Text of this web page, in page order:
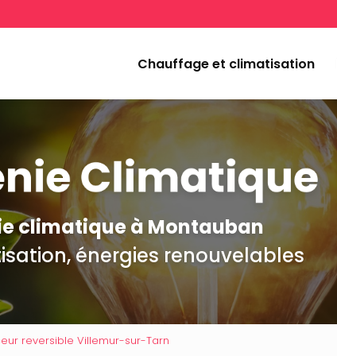
Chauffage et climatisation
climatique à Montauban
énergies renouvelables
reversible Villemur-sur-Tarn